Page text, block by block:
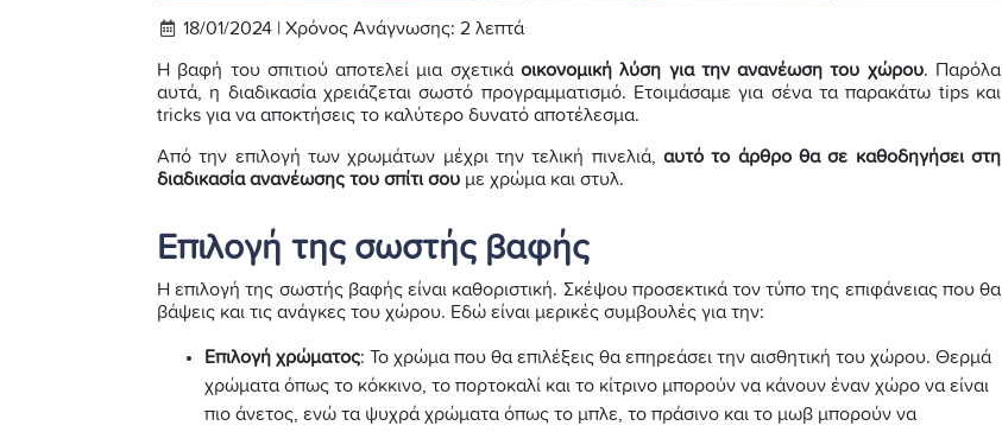
18/01/2024 | Χρόνος Ανάγνωσης: 2 λεπτά
Η βαφή του σπιτιού αποτελεί μια σχετικά οικονομική λύση για την ανανέωση του χώρου. Παρόλα
αυτά, η διαδικασία χρειάζεται σωστό προγραμματισμό. Ετοιμάσαμε για σένα τα παρακάτω tips και
tricks για να αποκτήσεις το καλύτερο δυνατό αποτέλεσμα.
Από την επιλογή των χρωμάτων μέχρι την τελική πινελιά, αυτό το άρθρο θα σε καθοδηγήσει στη
διαδικασία ανανέωσης του σπίτι σου με χρώμα και στυλ.
Επιλογή της σωστής βαφής
Η επιλογή της σωστής βαφής είναι καθοριστική. Σκέψου προσεκτικά τον τύπο της επιφάνειας που θα
βάψεις και τις ανάγκες του χώρου. Εδώ είναι μερικές συμβουλές για την:
Επιλογή χρώματος: Το χρώμα που θα επιλέξεις θα επηρεάσει την αισθητική του χώρου. Θερμά
χρώματα όπως το κόκκινο, το πορτοκαλί και το κίτρινο μπορούν να κάνουν έναν χώρο να είναι
πιο άνετος, ενώ τα ψυχρά χρώματα όπως το μπλε, το πράσινο και το μωβ μπορούν να